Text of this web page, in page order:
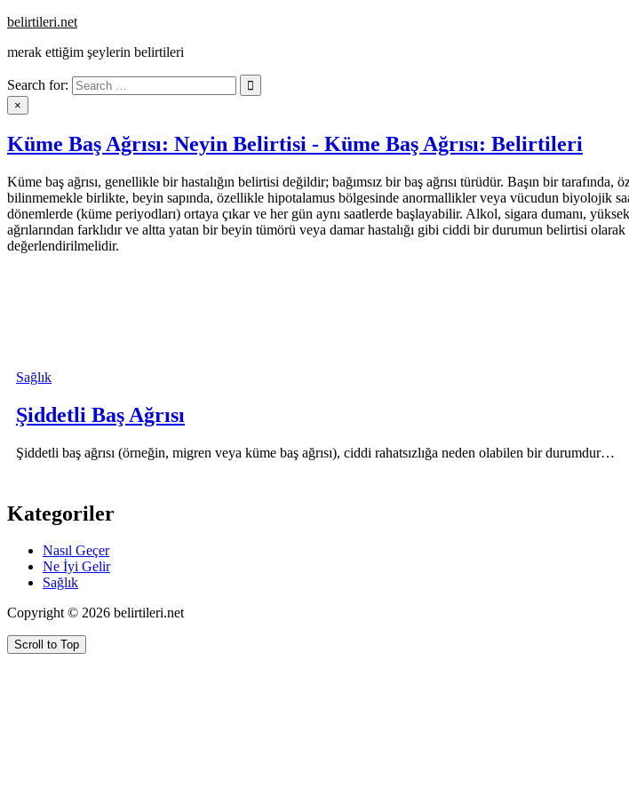
Skip
content
belirtileri.net
merak ettiğim şeylerin belirtileri
Search for:
×
Küme Baş Ağrısı: Neyin Belirtisi - Küme Baş Ağrısı: Belirtileri
Küme baş ağrısı, genellikle bir hastalığın belirtisi değildir; bağımsız bir baş ağrısı türüdür. Başın bir
bilinmemekle birlikte, beyin sapında, özellikle hipotalamus bölgesinde anormallikler veya vücudun biyolojik
dönemlerde (küme periyodları) ortaya çıkar ve her gün aynı saatlerde başlayabilir. Alkol, sigara dumanı,
ağrılarından farklıdır ve altta yatan bir beyin tümörü veya damar hastalığı gibi ciddi bir durumun belirtisi
değerlendirilmelidir.
Sağlık
Şiddetli Baş Ağrısı
Şiddetli baş ağrısı (örneğin, migren veya küme baş ağrısı), ciddi rahatsızlığa neden olabilen bir durumdur…
Kategoriler
Nasıl Geçer
Ne İyi Gelir
Sağlık
Copyright © 2026 belirtileri.net
Scroll to Top